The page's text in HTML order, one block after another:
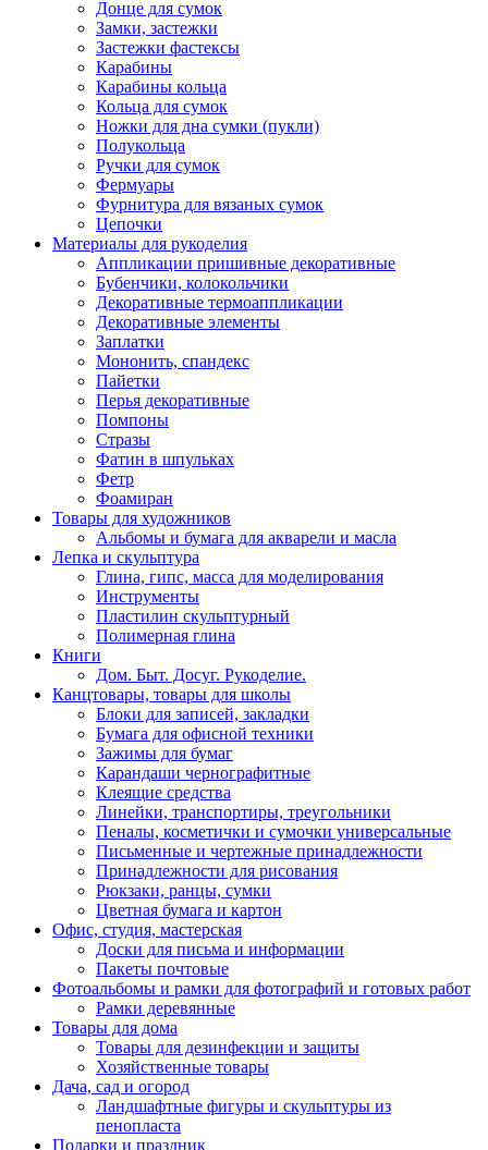
Донце для сумок
Замки, застежки
Застежки фастексы
Карабины
Карабины кольца
Кольца для сумок
Ножки для дна сумки (пукли)
Полукольца
Ручки для сумок
Фермуары
Фурнитура для вязаных сумок
Цепочки
Материалы для рукоделия
Аппликации пришивные декоративные
Бубенчики, колокольчики
Декоративные термоаппликации
Декоративные элементы
Заплатки
Мононить, спандекс
Пайетки
Перья декоративные
Помпоны
Стразы
Фатин в шпульках
Фетр
Фоамиран
Товары для художников
Альбомы и бумага для акварели и масла
Лепка и скульптура
Глина, гипс, масса для моделирования
Инструменты
Пластилин скульптурный
Полимерная глина
Книги
Дом. Быт. Досуг. Рукоделие.
Канцтовары, товары для школы
Блоки для записей, закладки
Бумага для офисной техники
Зажимы для бумаг
Карандаши чернографитные
Клеящие средства
Линейки, транспортиры, треугольники
Пеналы, косметички и сумочки универсальные
Письменные и чертежные принадлежности
Принадлежности для рисования
Рюкзаки, ранцы, сумки
Цветная бумага и картон
Офис, студия, мастерская
Доски для письма и информации
Пакеты почтовые
Фотоальбомы и рамки для фотографий и готовых работ
Рамки деревянные
Товары для дома
Товары для дезинфекции и защиты
Хозяйственные товары
Дача, сад и огород
Ландшафтные фигуры и скульптуры из
пенопласта
Подарки и праздник